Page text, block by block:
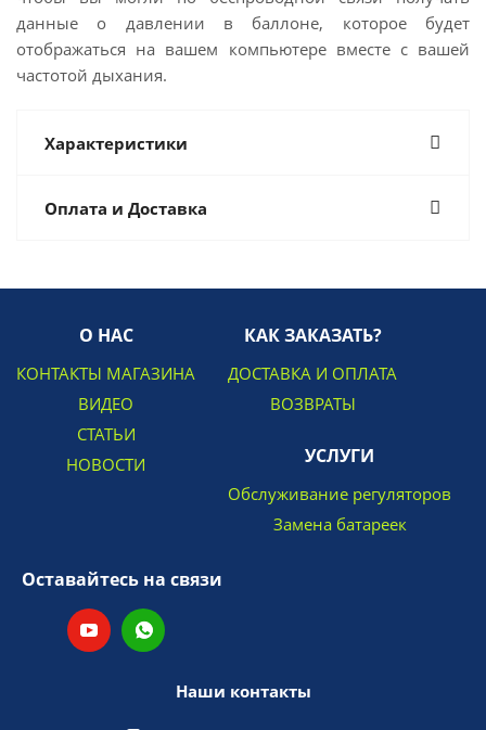
данные о давлении в баллоне, которое будет
отображаться на вашем компьютере вместе с вашей
частотой дыхания.
Характеристики
Оплата и Доставка
О НАС
КОНТАКТЫ МАГАЗИНА
ВИДЕО
СТАТЬИ
НОВОСТИ
КАК ЗАКАЗАТЬ?
ДОСТАВКА И ОПЛАТА
ВОЗВРАТЫ
УСЛУГИ
Обслуживание регуляторов
Замена батареек
Оставайтесь на связи
Наши контакты